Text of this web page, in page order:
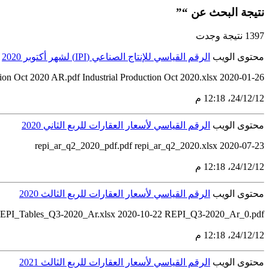
نتيجة البحث عن “”
1397 نتيجة وجدت
محتوى الويب الرقم القياسي للإنتاج الصناعي (IPI) لشهر أكتوبر 2020
2020-01-26 Industrial Production Oct 2020 AR.pdf Industrial Production Oct 2020.xlsx
12‏/12‏/24، 12:18 م
محتوى الويب الرقم القياسي لأسعار العقارات للربع الثاني 2020
2020-07-23 repi_ar_q2_2020_pdf.pdf repi_ar_q2_2020.xlsx
12‏/12‏/24، 12:18 م
محتوى الويب الرقم القياسي لأسعار العقارات للربع الثالث 2020
2020_Ar.xlsx 2020-10-22 REPI_Q3-2020_Ar_0.pdf
12‏/12‏/24، 12:18 م
محتوى الويب الرقم القياسي لأسعار العقارات للربع الثالث 2021